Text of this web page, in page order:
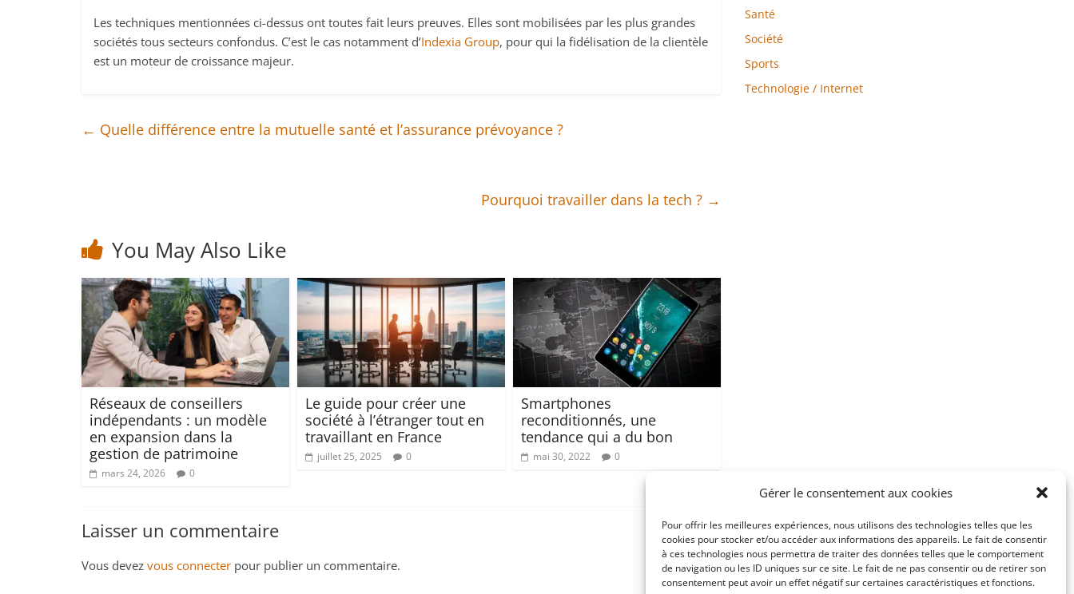
Gérer le consentement aux cookies
Pour offrir les meilleures expériences, nous utilisons des technologies telles que les
cookies pour stocker et/ou accéder aux informations des appareils. Le fait de consentir
à ces technologies nous permettra de traiter des données telles que le comportement
de navigation ou les ID uniques sur ce site. Le fait de ne pas consentir ou de retirer son
consentement peut avoir un effet négatif sur certaines caractéristiques et fonctions.
Les techniques mentionnées ci-dessus ont toutes fait leurs preuves. Elles sont mobilisées par les plus grandes
sociétés tous secteurs confondus. C’est le cas notamment d’Indexia Group, pour qui la fidélisation de la clientèle
est un moteur de croissance majeur.
← Quelle différence entre la mutuelle santé et l’assurance prévoyance ?
Pourquoi travailler dans la tech ? →
You May Also Like
Réseaux de conseillers
indépendants : un modèle
en expansion dans la
gestion de patrimoine
mars 24, 2026 0
Le guide pour créer une
société à l’étranger tout en
travaillant en France
juillet 25, 2025 0
Smartphones
reconditionnés, une
tendance qui a du bon
mai 30, 2022 0
Laisser un commentaire
Vous devez vous connecter pour publier un commentaire.
Santé
Société
Sports
Technologie / Internet